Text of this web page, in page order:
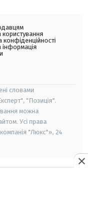
конфіденційності
інформація
словами
"Позиція".
можна
Усі права
"Люкс"», 24